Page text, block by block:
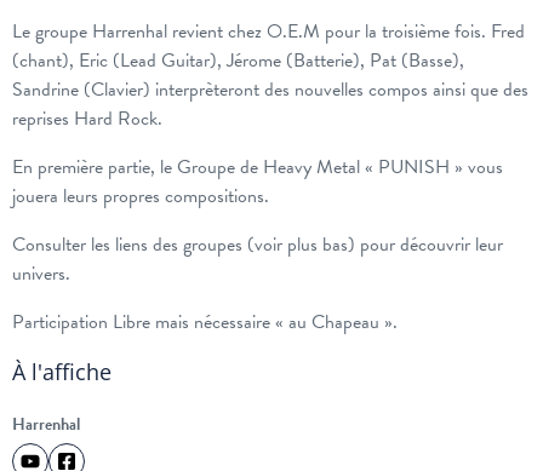
Le groupe Harrenhal revient chez O.E.M pour la troisième fois. Fred
(chant), Eric (Lead Guitar), Jérome (Batterie), Pat (Basse),
Sandrine (Clavier) interprèteront des nouvelles compos ainsi que des
reprises Hard Rock.
En première partie, le Groupe de Heavy Metal « PUNISH » vous
jouera leurs propres compositions.
Consulter les liens des groupes (voir plus bas) pour découvrir leur
univers.
Participation Libre mais nécessaire « au Chapeau ».
À l'affiche
Harrenhal